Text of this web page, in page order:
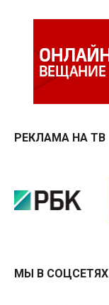
РЕКЛАМА НА ТВ
МЫ В СОЦСЕТЯХ